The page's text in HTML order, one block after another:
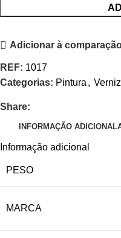
Adicionar à
REF: 1017
Categorias: Pintura ,
Share:
INFORMAÇÃO ADICIONAL
Informação adicional
PESO
MARCA